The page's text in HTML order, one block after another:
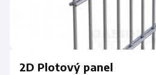
2D Plotový panel